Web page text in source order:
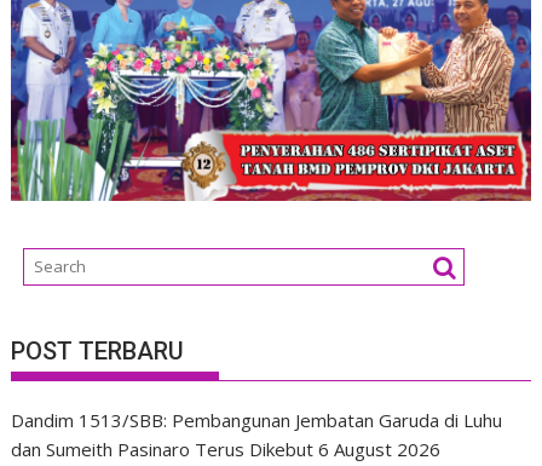
POST TERBARU
Dandim 1513/SBB: Pembangunan Jembatan Garuda di Luhu
dan Sumeith Pasinaro Terus Dikebut 6 August 2026